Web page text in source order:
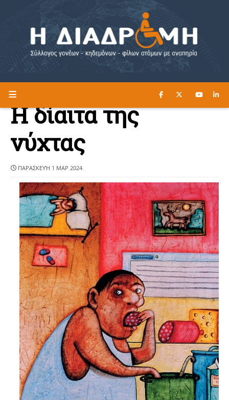
Η ΔΙΑΔΡΟΜΗ ΔΙΑΒΑΣΤΕ ΕΔΩ ►
Η δίαιτα της
νύχτας
ΠΑΡΑΣΚΕΥΉ 1 ΜΑΡ 2024